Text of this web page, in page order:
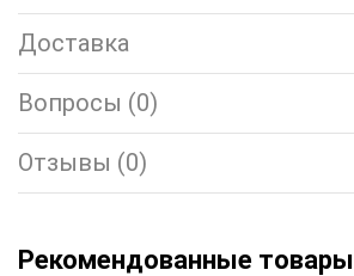
Доставка
Вопросы (0)
Отзывы (0)
Рекомендованные товары